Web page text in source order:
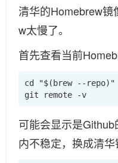
清华的Homebrew
w太慢了。
首先查看当前
cd "$(brew --
git remote -v
可能会显示是
内不稳定，换成清华